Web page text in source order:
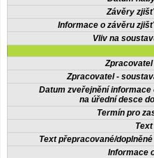
Závěry
Informace o závěru
Vliv na
Zpracovatel -
Datum zveřejnění informace
na úřední desce
Termín pro
Text přepracované/
Informace